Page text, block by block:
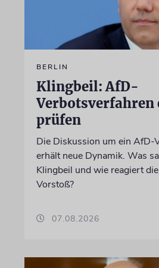
BERLIN
Klingbeil: AfD-
prüfen
Die Diskussion um ein AfD-
erhält neue Dynamik. Was
Klingbeil und wie reagiert
Vorstoß?
07.08.2026